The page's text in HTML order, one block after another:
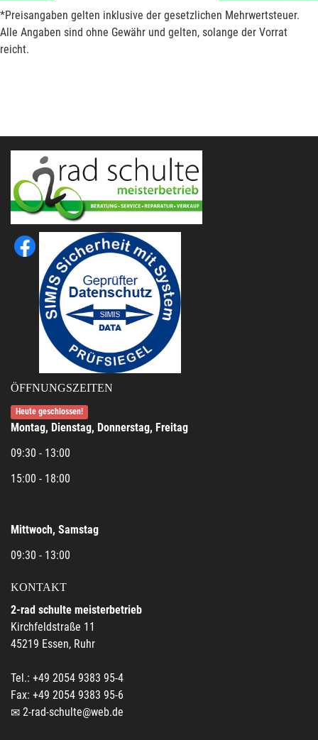
*Preisangaben gelten inklusive der gesetzlichen Mehrwertsteuer.
Alle Angaben sind ohne Gewähr und gelten, solange der Vorrat
reicht.
ÖFFNUNGSZEITEN
Heute geschlossen!
Montag, Dienstag, Donnerstag, Freitag
09:30 - 13:00
15:00 - 18:00
Mittwoch, Samstag
09:30 - 13:00
KONTAKT
2-rad schulte meisterbetrieb
Kirchfeldstraße 11
45219 Essen, Ruhr
Tel.: +49 2054 9383 95-4
Fax: +49 2054 9383 95-6
2-rad-schulte@web.de